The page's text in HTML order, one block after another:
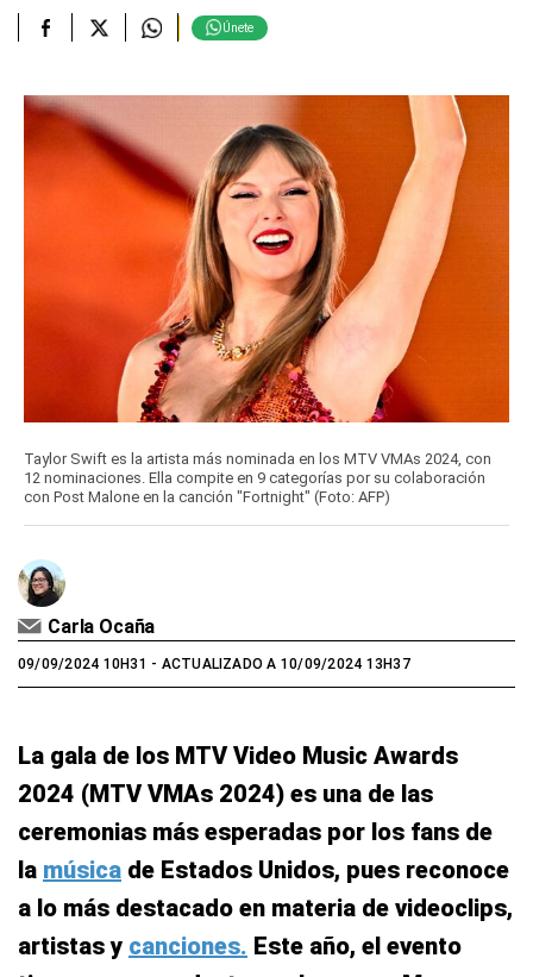
Únete
Taylor Swift es la artista más nominada en los MTV VMAs 2024, con
12 nominaciones. Ella compite en 9 categorías por su colaboración
con Post Malone en la canción "Fortnight" (Foto: AFP)
Carla Ocaña
09/09/2024 10H31 - ACTUALIZADO A 10/09/2024 13H37
La gala de los MTV Video Music Awards
2024 (MTV VMAs 2024) es una de las
ceremonias más esperadas por los fans de
la música de Estados Unidos, pues reconoce
a lo más destacado en materia de videoclips,
artistas y canciones. Este año, el evento